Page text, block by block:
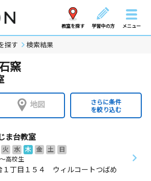
教室を探す 学習中の方 メニュー
探す 検索結果
窯
地図
さらに条件
を絞り込む
ま台教室
火 水 木 金 土
日
高校生
１丁目１５４ ウィルコートつばめ